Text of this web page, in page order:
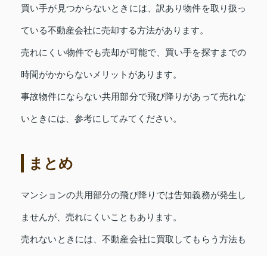
買い手が見つからないときには、訳あり物件を取り扱っ
ている不動産会社に売却する方法があります。
売れにくい物件でも売却が可能で、買い手を探すまでの
時間がかからないメリットがあります。
事故物件にならない共用部分で飛び降りがあって売れな
いときには、参考にしてみてください。
まとめ
マンションの共用部分の飛び降りでは告知義務が発生し
ませんが、売れにくいこともあります。
売れないときには、不動産会社に買取してもらう方法も